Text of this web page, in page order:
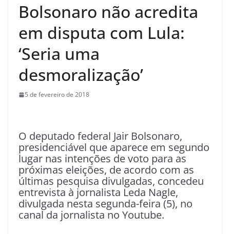
Bolsonaro não acredita
em disputa com Lula:
‘Seria uma
desmoralização’
5 de fevereiro de 2018
O deputado federal Jair Bolsonaro,
presidenciável que aparece em segundo
lugar nas intenções de voto para as
próximas eleições, de acordo com as
últimas pesquisa divulgadas, concedeu
entrevista à jornalista Leda Nagle,
divulgada nesta segunda-feira (5), no
canal da jornalista no Youtube.